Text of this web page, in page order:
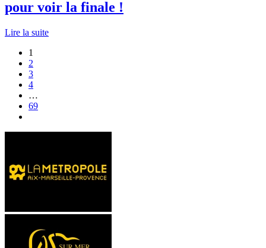
pour voir la finale !
Lire la suite
1
2
3
4
…
69